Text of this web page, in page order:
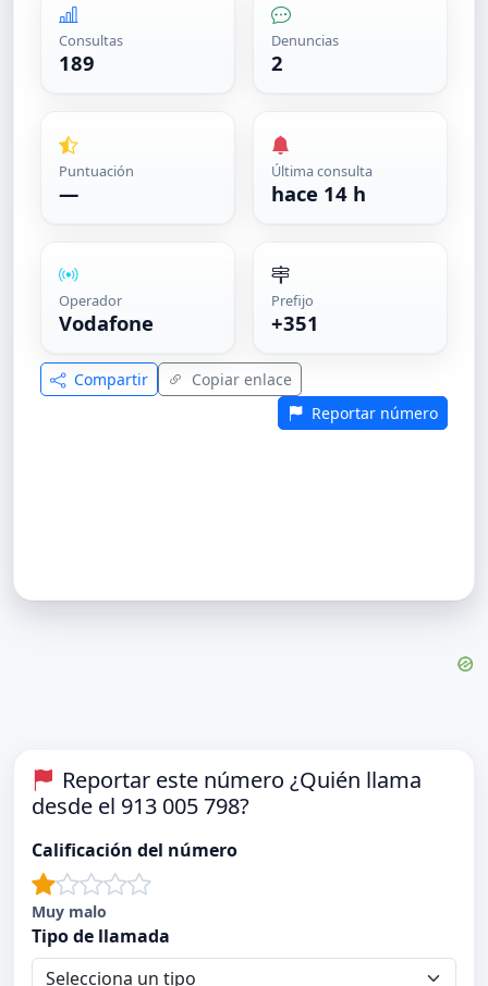
Consultas
189
Denuncias
2
Puntuación
—
Última consulta
hace 14 h
Operador
Vodafone
Prefijo
+351
Compartir
Copiar enlace
Reportar número
Reportar este número ¿Quién llama
desde el 913 005 798?
Calificación del número
Muy malo
Tipo de llamada